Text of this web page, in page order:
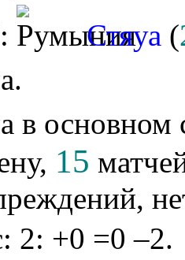
Стяуа (
в основном
15
2: +0 =0 –2.